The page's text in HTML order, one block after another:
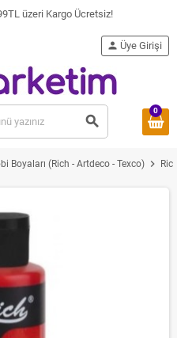
üzeri Kargo Ücretsiz!
search
person Üye Girişi
0
Boyaları (Rich - Artdeco - Texco) chevron_right